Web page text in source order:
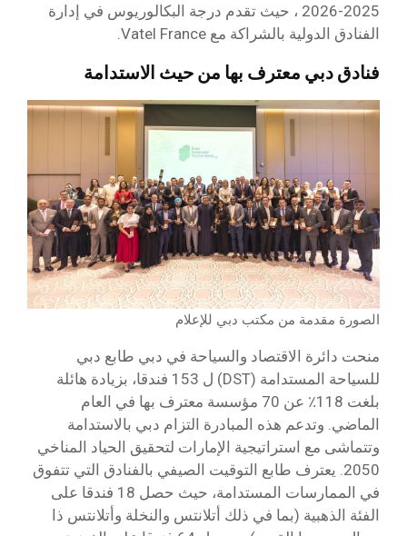
2025-2026 ، حيث تقدم درجة البكالوريوس في إدارة
الفنادق الدولية بالشراكة مع Vatel France.
فنادق دبي معترف بها من حيث الاستدامة
الصورة مقدمة من مكتب دبي للإعلام
منحت دائرة الاقتصاد والسياحة في دبي طابع دبي
للسياحة المستدامة (DST) ل 153 فندقا، بزيادة هائلة
بلغت 118٪ عن 70 مؤسسة معترف بها في العام
الماضي. وتدعم هذه المبادرة التزام دبي بالاستدامة
وتتماشى مع استراتيجية الإمارات لتحقيق الحياد المناخي
2050. يعترف طابع التوقيت الصيفي بالفنادق التي تتفوق
في الممارسات المستدامة، حيث حصل 18 فندقا على
الفئة الذهبية (بما في ذلك أتلانتس والنخلة وأتلانتس ذا